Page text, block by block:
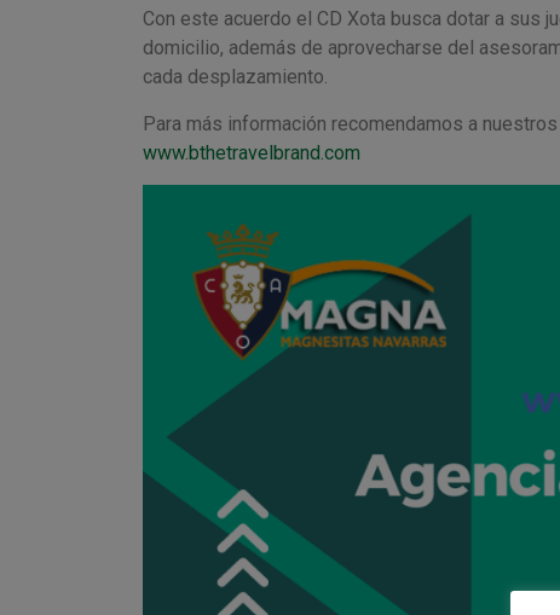
Con este acuerdo el CD Xota busca dotar a sus
domicilio, además de aprovecharse del
cada desplazamiento.
Para más información recomendamos a
www.bthetravelbrand.com